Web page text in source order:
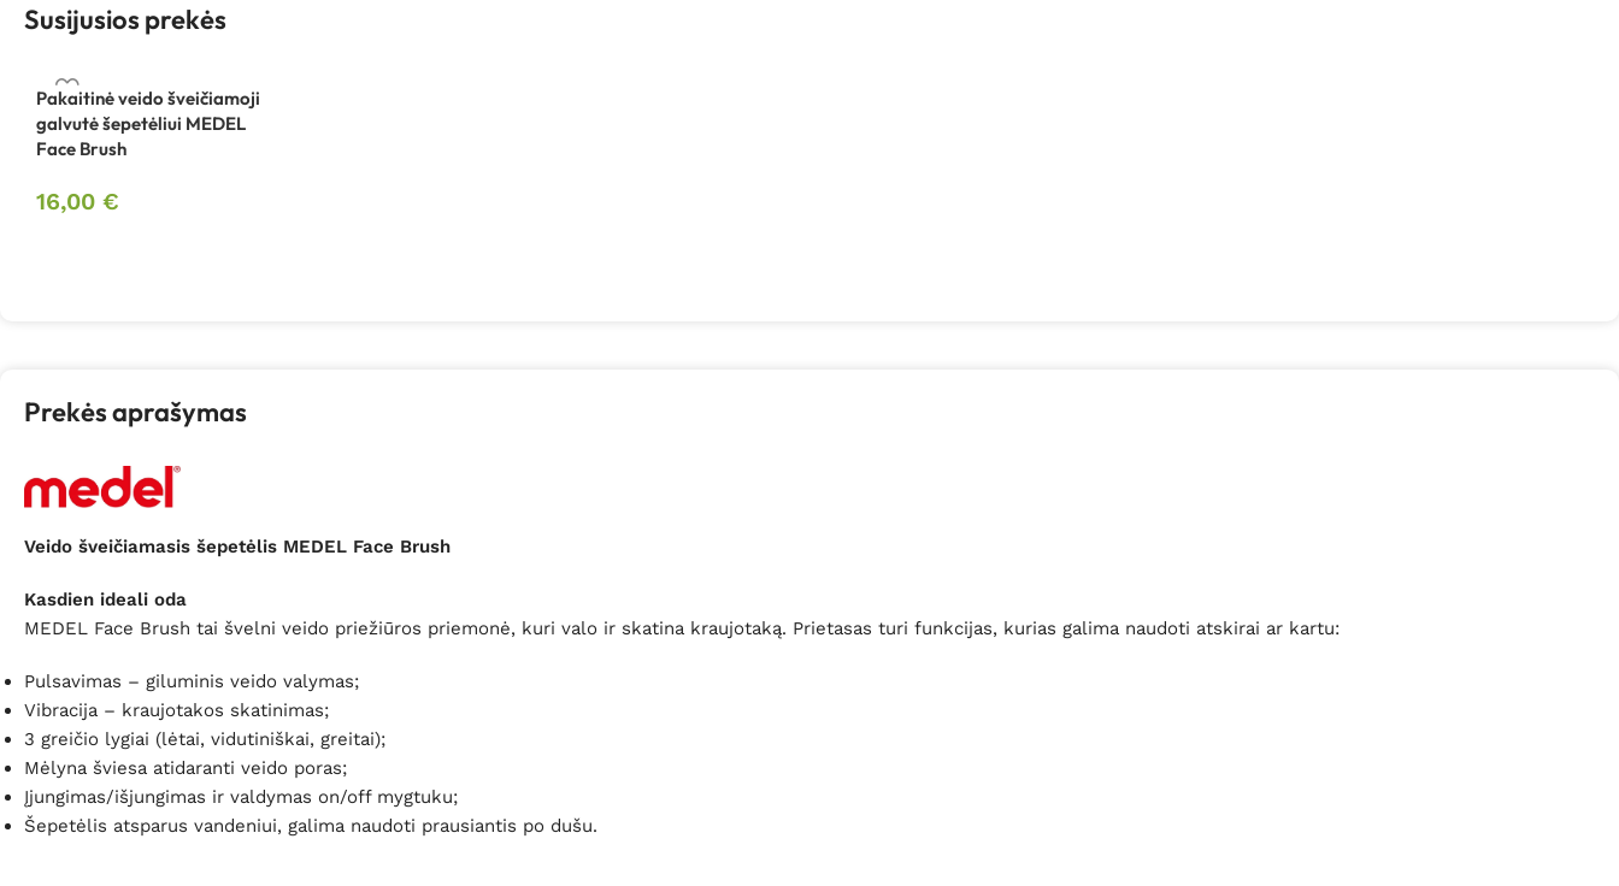
Susijusios prekės
Pakaitinė veido šveičiamoji
galvutė šepetėliui MEDEL
Face Brush
16,00 €
Prekės aprašymas
Veido šveičiamasis šepetėlis MEDEL Face Brush
Kasdien ideali oda
MEDEL Face Brush tai švelni veido priežiūros priemonė, kuri valo ir skatina kraujotaką. Prietasas turi funkcijas, kurias galima naudoti atskirai ar kartu:
Pulsavimas – giluminis veido valymas;
Vibracija – kraujotakos skatinimas;
3 greičio lygiai (lėtai, vidutiniškai, greitai);
Mėlyna šviesa atidaranti veido poras;
Įjungimas/išjungimas ir valdymas on/off mygtuku;
Šepetėlis atsparus vandeniui, galima naudoti prausiantis po dušu.